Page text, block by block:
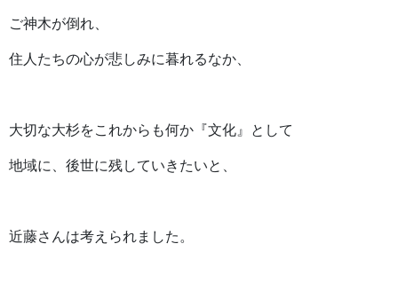
ご神木が倒れ、
住人たちの心が悲しみに暮れるなか、
大切な大杉をこれからも何か『文化』として
地域に、後世に残していきたいと、
近藤さんは考えられました。